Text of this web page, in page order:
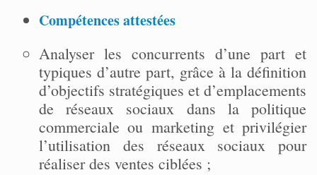
Compétences attestées
Analyser les concurrents d’une part et
typiques d’autre part, grâce à la définition
d’objectifs stratégiques et d’emplacements
de réseaux sociaux dans la politique
commerciale ou marketing et privilégier
l’utilisation des réseaux sociaux pour
réaliser des ventes ciblées ;